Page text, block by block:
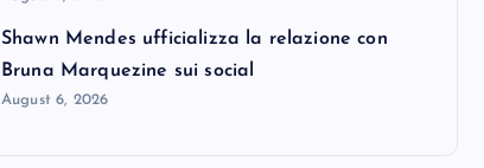
Shawn Mendes ufficializza la relazione con
Bruna Marquezine sui social
August 6, 2026